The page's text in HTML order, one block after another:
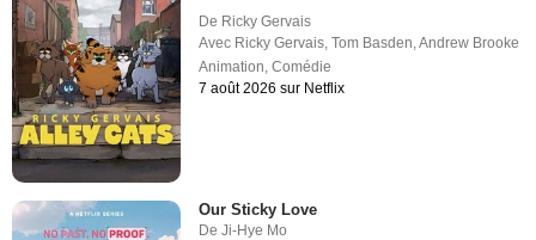
De Ricky Gervais
Avec Ricky Gervais,Tom Basden,Andrew Brooke
Animation,Comédie
7 août 2026 sur Netflix
Our Sticky Love
DeJi-Hye Mo